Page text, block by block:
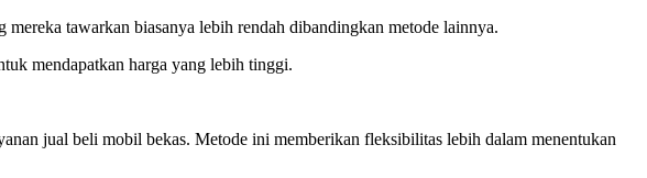
tawarkan biasanya lebih rendah dibandingkan metode lainnya.
mendapatkan harga yang lebih tinggi.
jual beli mobil bekas. Metode ini memberikan fleksibilitas lebih dalam menentukan